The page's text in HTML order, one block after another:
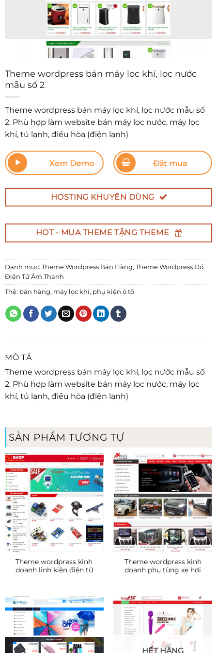
Theme wordpress bán máy lọc khí, lọc nước
mẫu số 2
Theme wordpress bán máy lọc khí, lọc nước mẫu số
2. Phù hợp làm website bán máy lọc nước, máy lọc
khí, tủ lạnh, điều hòa (điện lạnh)
Xem Demo Đặt mua
HOSTING KHUYÊN DÙNG
HOT - MUA THEME TẶNG THEME
Danh mục: Theme Wordpress Bán Hàng, Theme Wordpress Đồ
Điện Tử Âm Thanh
Thẻ: bán hàng, máy lọc khí, phụ kiện ô tô
MÔ TẢ
Theme wordpress bán máy lọc khí, lọc nước mẫu số
2. Phù hợp làm website bán máy lọc nước, máy lọc
khí, tủ lạnh, điều hòa (điện lạnh)
SẢN PHẨM TƯƠNG TỰ
Theme wordpress kinh
doanh linh kiện điện tử
Theme wordpress kinh
doanh phụ tùng xe hơi
HẾT HÀNG